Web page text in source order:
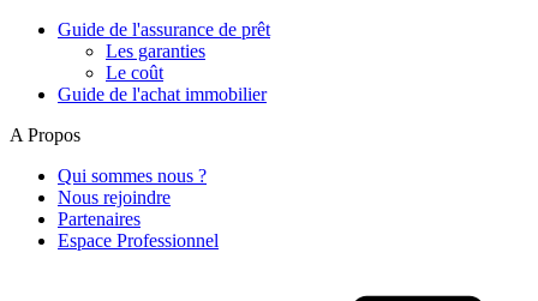
Guide de l'assurance de prêt
Les garanties
Le coût
Guide de l'achat immobilier
A Propos
Qui sommes nous ?
Nous rejoindre
Partenaires
Espace Professionnel